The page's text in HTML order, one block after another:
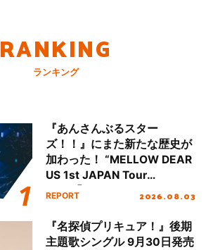
RANKING
ランキング
『あんさんぶるスター
ズ！！』にまた新たな歴史が
加わった！ “MELLOW DEAR
US 1st JAPAN Tour
Final「NICE to meet YOU
ート!!
REPORT 2026.08.03
『名探偵プリキュア！』後期
主題歌シングル 9月30日発売